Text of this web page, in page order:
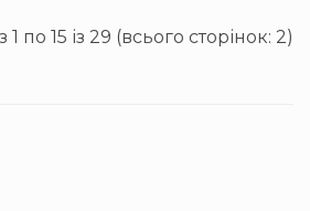
по 15 із 29 (всього сторінок: 2)